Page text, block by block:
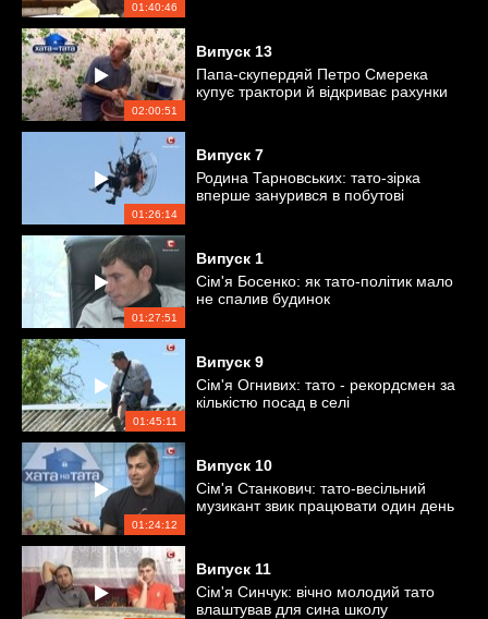
01:40:46
02:00:51
Випуск 13
Папа-скупердяй Петро Смерека
купує трактори й відкриває рахунки
01:26:14
Випуск 7
Родина Тарновських: тато-зірка
вперше занурився в побутові
01:27:51
Випуск 1
Сім'я Босенко: як тато-політик мало
не спалив будинок
01:45:11
Випуск 9
Сім'я Огнивих: тато - рекордсмен за
кількістю посад в селі
01:24:12
Випуск 10
Сім'я Станкович: тато-весільний
музикант звик працювати один день
Випуск 11
Сім'я Синчук: вічно молодий тато
влаштував для сина школу